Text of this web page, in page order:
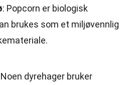
: Popcorn er biologisk
brukes som et miljøvennlig
Noen dyrehager bruker